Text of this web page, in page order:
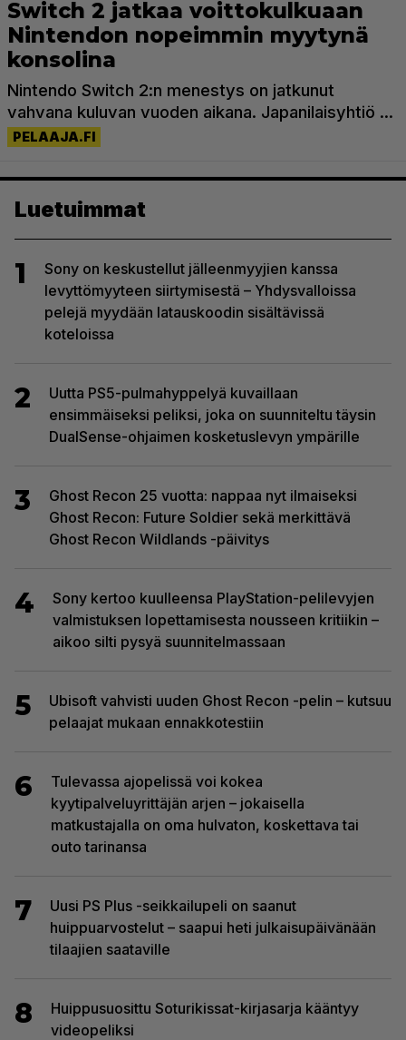
Luetuimmat
1
Sony on keskustellut jälleenmyyjien kanssa
levyttömyyteen siirtymisestä – Yhdysvalloissa
pelejä myydään latauskoodin sisältävissä
koteloissa
2
Uutta PS5-pulmahyppelyä kuvaillaan
ensimmäiseksi peliksi, joka on suunniteltu täysin
DualSense-ohjaimen kosketuslevyn ympärille
3
Ghost Recon 25 vuotta: nappaa nyt ilmaiseksi
Ghost Recon: Future Soldier sekä merkittävä
Ghost Recon Wildlands -päivitys
4
Sony kertoo kuulleensa PlayStation-pelilevyjen
valmistuksen lopettamisesta nousseen kritiikin –
aikoo silti pysyä suunnitelmassaan
5
Ubisoft vahvisti uuden Ghost Recon -pelin – kutsuu
pelaajat mukaan ennakkotestiin
6
Tulevassa ajopelissä voi kokea
kyytipalveluyrittäjän arjen – jokaisella
matkustajalla on oma hulvaton, koskettava tai
outo tarinansa
7
Uusi PS Plus -seikkailupeli on saanut
huippuarvostelut – saapui heti julkaisupäivänään
tilaajien saataville
8
Huippusuosittu Soturikissat-kirjasarja kääntyy
videopeliksi